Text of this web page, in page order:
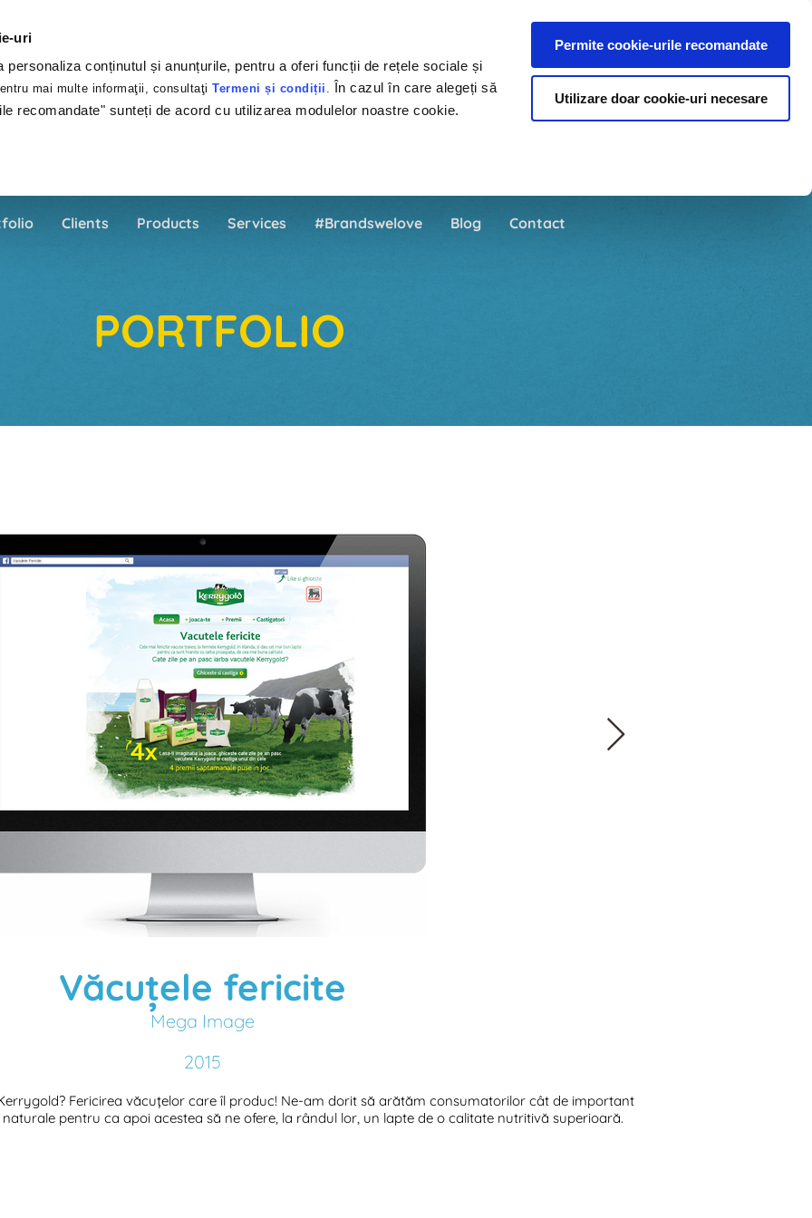
uri
personaliza conținutul și anunțurile, pentru a oferi funcții de rețele sociale și
mai multe informaţii, consultaţiTermeni și condiții . În cazul în care alegeți să
recomandate" sunteți de acord cu utilizarea modulelor noastre cookie.
Permite cookie-urile recomandate
Utilizare doar cookie-uri necesare
Clients Products Services #Brandswelove Blog Contact
PORTFOLIO
Văcuțele fericite
Mega Image
2015
Fericirea văcuțelor care îl produc! Ne-am dorit să arătăm consumatorilor cât de important
pentru ca apoi acestea să ne ofere, la rândul lor, un lapte de o calitate nutritivă superioară.